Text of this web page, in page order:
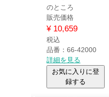
のところ
販売価格
¥ 10,659
税込
品番：66-42000
詳細を見る
お気に入りに登
録する